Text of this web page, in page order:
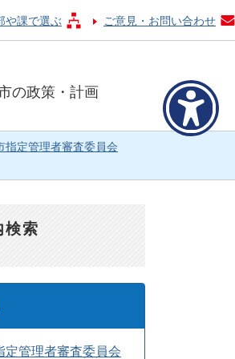
や課で選ぶ ご意見・お問い合わせ
の政策・計画
指定管理者審査委員会
検索
定管理者審査委員会